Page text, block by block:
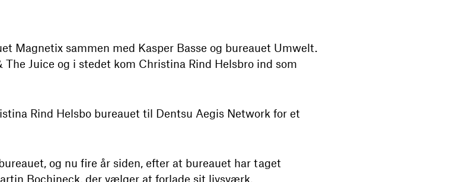
Magnetix sammen med Kasper Basse og bureauet Umwelt.
The Juice og i stedet kom Christina Rind Helsbro ind som
Rind Helsbo bureauet til Dentsu Aegis Network for et
og nu fire år siden, efter at bureauet har taget
Bochineck, der vælger at forlade sit livsværk.